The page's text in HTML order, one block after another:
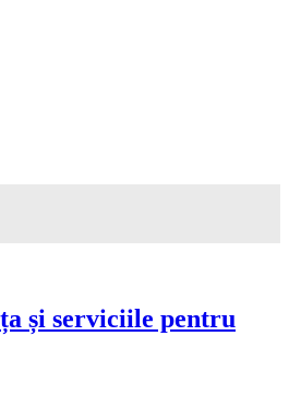
și serviciile pentru